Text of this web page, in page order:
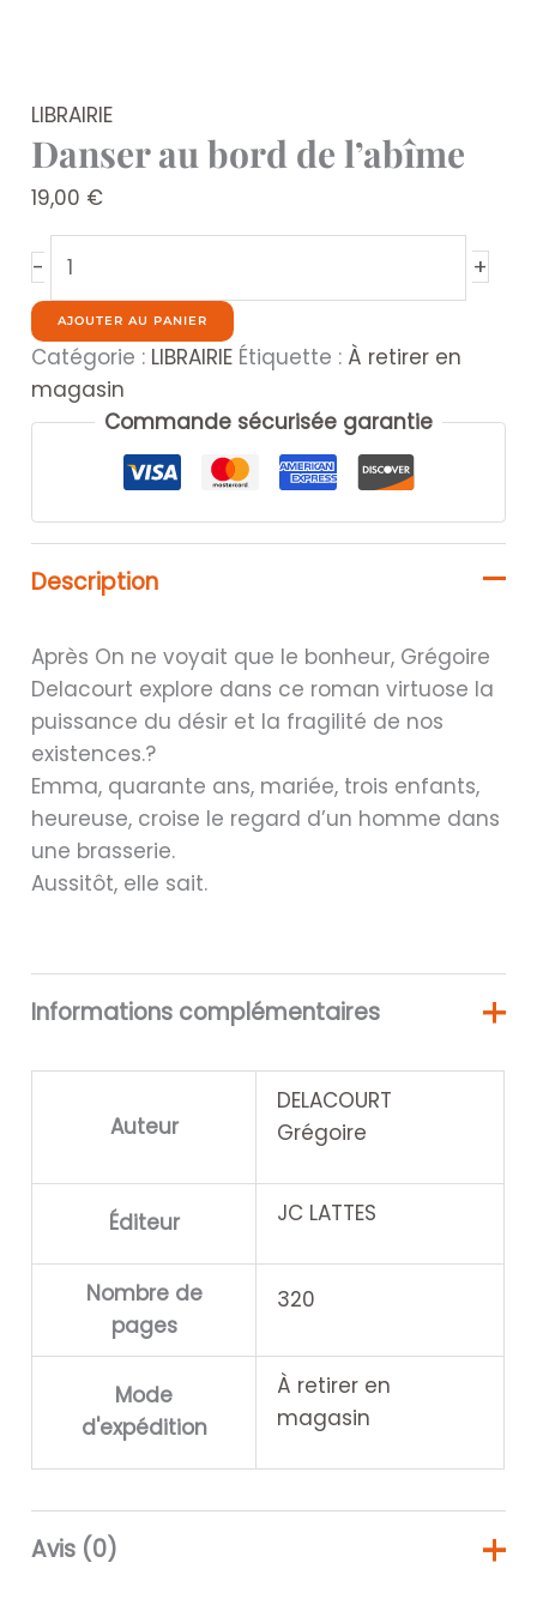
LIBRAIRIE
Danser au bord de l’abîme
19,00 €
-
de
Danser
au
bord
de
+
AJOUTER AU PANIER
Catégorie : LIBRAIRIE Étiquette : À retirer en
magasin
Commande sécurisée garantie
Description
Après On ne voyait que le bonheur, Grégoire
Delacourt explore dans ce roman virtuose la
puissance du désir et la fragilité de nos
existences.?
Emma, quarante ans, mariée, trois enfants,
heureuse, croise le regard d’un homme dans
une brasserie.
Aussitôt, elle sait.
Informations complémentaires
Auteur
DELACOURT
Grégoire
Éditeur JC LATTES
Nombre de
pages
320
Mode
d'expédition
À retirer en
magasin
Avis (0)